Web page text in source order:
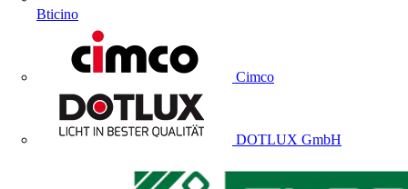
Bticino
Cimco
DOTLUX GmbH